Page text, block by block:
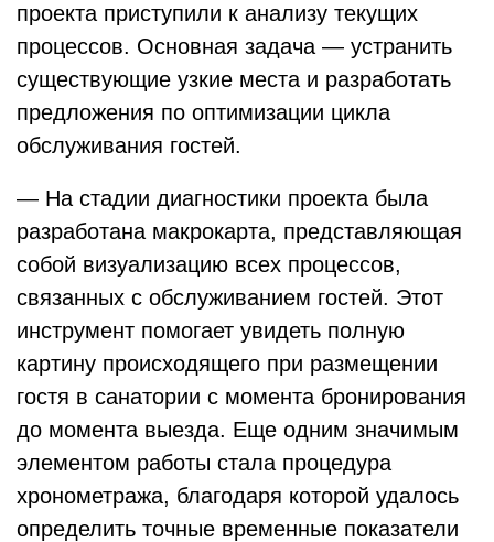
проекта приступили к анализу текущих
процессов. Основная задача — устранить
существующие узкие места и разработать
предложения по оптимизации цикла
обслуживания гостей.
— На стадии диагностики проекта была
разработана макрокарта, представляющая
собой визуализацию всех процессов,
связанных с обслуживанием гостей. Этот
инструмент помогает увидеть полную
картину происходящего при размещении
гостя в санатории с момента бронирования
до момента выезда. Еще одним значимым
элементом работы стала процедура
хронометража, благодаря которой удалось
определить точные временные показатели